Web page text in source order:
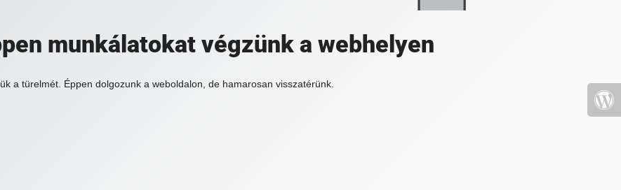
munkálatokat végzünk a webhelyen
a türelmét. Éppen dolgozunk a weboldalon, de hamarosan visszatérünk.